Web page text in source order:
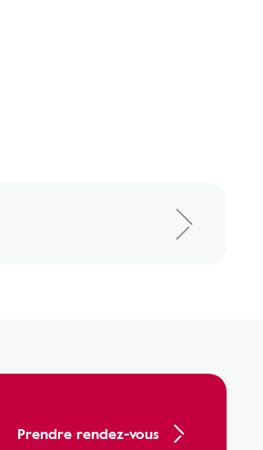
Prendre rendez-vous